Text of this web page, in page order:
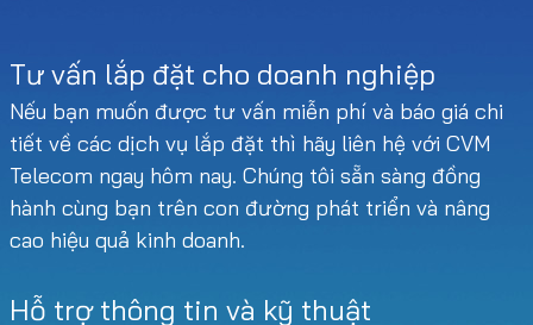
Tư vấn lắp đặt cho doanh nghiệp
Nếu bạn muốn được tư vấn miễn phí và báo giá chi
tiết về các dịch vụ lắp đặt thì hãy liên hệ với CVM
Telecom ngay hôm nay. Chúng tôi sẵn sàng đồng
hành cùng bạn trên con đường phát triển và nâng
cao hiệu quả kinh doanh.
Hỗ trợ thông tin và kỹ thuật